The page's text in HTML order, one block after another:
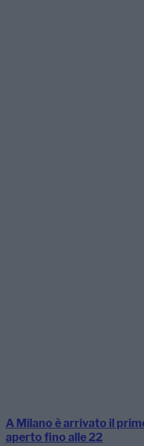
A Milano è arrivato il
aperto fino alle 22